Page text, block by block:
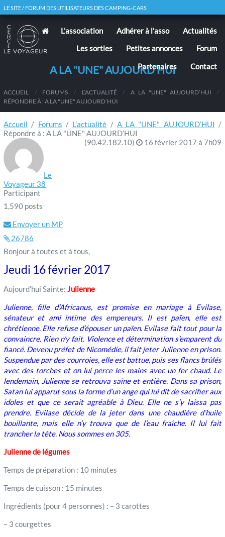
LE SITE / FORUM DES UTILISATEURS DES CAMPING-CARS
L’association Adhérer à l’asso
Actualités
Les sorties
Petites annonces
Forum
Partenaires
Contact
A LA "UNE" AUJOURD’HUI
ACCUEIL / FORUMS / L’ACTUALITÉ / A LA "UNE" AUJOURD’HUI
/
RÉPONDRE À : A LA "UNE" AUJOURD’HUI
Accueil / Forums / L’actualité / A LA "UNE" AUJOURD’HUI /
Répondre à : A LA "UNE" AUJOURD’HUI
(90.42.182.10)
16 février 2017 à 7h09
Le
Voyageur 38
Participant
1,590 posts
Envoyer un MP
26786
Bonjour à toutes et à tous,
Jeudi 16 février 2017
Aujourd’hui Sainte: Julienne
Julienne, fille d’Africanus, est promise en mariage à Evilase,
sénateur et ami intime des empereurs. Il est païen, elle est
chrétienne. Elle refuse d’épouser un païen. Evilase fait tout pour la
convaincre. Rien n’y fait. Violence et détermination s’emparent du
fiancé. Devenu préfet de Nicomédie, il fait jeter Julienne en prison.
Suspendue par des courroies, elle est battue, puis ses flancs brûlés
avec des torches et on lui perce les mains avec un fer chaud. Le
lendemain, Julienne se retrouva saine et entière. Dans sa prison,
Satan lui apparut sous la forme d’un ange qui lui dit de sacrifier aux
idoles et que ce serait agréable à Dieu. Elle ne s’y laissa pas
prendre. Evilase décide de la jeter dans une chaudière d’huile
bouillante, mais elle n’y trouva que de l’eau fraîche. Il lui fait
trancher la tête. Nous sommes en 305.
Julienne de légumes
Temps de préparation : 10 minutes
Temps de cuisson : 15 minutes
Ingrédients (pour 4 personnes) : – 3 carottes
– 3 courgettes